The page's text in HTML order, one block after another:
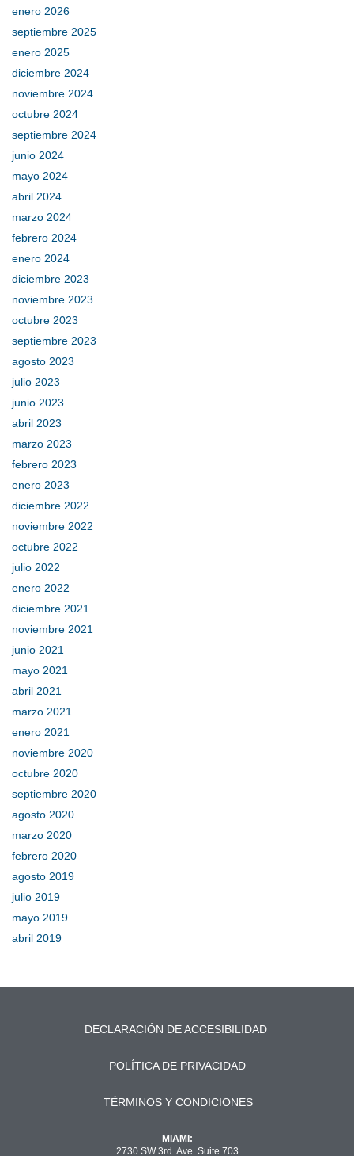
enero 2026
septiembre 2025
enero 2025
diciembre 2024
noviembre 2024
octubre 2024
septiembre 2024
junio 2024
mayo 2024
abril 2024
marzo 2024
febrero 2024
enero 2024
diciembre 2023
noviembre 2023
octubre 2023
septiembre 2023
agosto 2023
julio 2023
junio 2023
abril 2023
marzo 2023
febrero 2023
enero 2023
diciembre 2022
noviembre 2022
octubre 2022
julio 2022
enero 2022
diciembre 2021
noviembre 2021
junio 2021
mayo 2021
abril 2021
marzo 2021
enero 2021
noviembre 2020
octubre 2020
septiembre 2020
agosto 2020
marzo 2020
febrero 2020
agosto 2019
julio 2019
mayo 2019
abril 2019
DECLARACIÓN DE ACCESIBILIDAD
POLÍTICA DE PRIVACIDAD
TÉRMINOS Y CONDICIONES
MIAMI:
2730 SW 3rd. Ave. Suite 703